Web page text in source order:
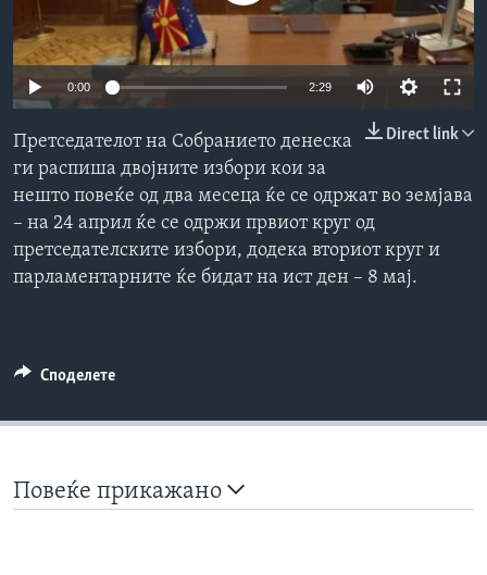
ИНТЕРВЈУА
Јазици
0:00 2:29
Direct link
Претседателот на Собранието денеска
ги распиша двојните избори кои за
нешто повеќе од два месеца ќе се одржат во земјава
– на 24 април ќе се одржи првиот круг од
претседателските избори, додека вториот круг и
парламентарните ќе бидат на ист ден – 8 мај.
Споделете
Повеќе прикажано